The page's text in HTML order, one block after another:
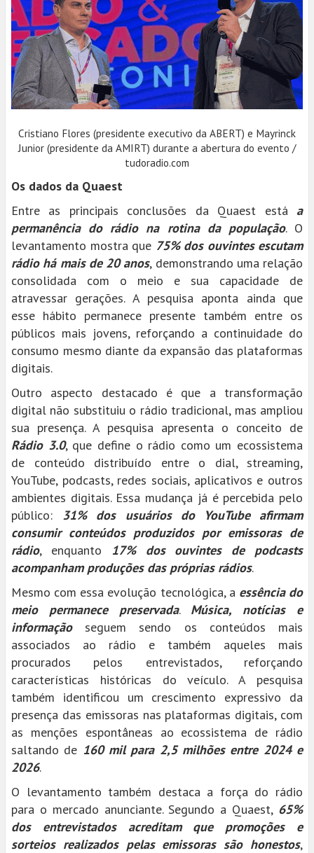
Cristiano Flores (presidente executivo da ABERT) e Mayrinck
Junior (presidente da AMIRT) durante a abertura do evento /
tudoradio.com
Os dados da Quaest
Entre as principais conclusões da Quaest está a
permanência do rádio na rotina da população. O
levantamento mostra que 75% dos ouvintes escutam
rádio há mais de 20 anos, demonstrando uma relação
consolidada com o meio e sua capacidade de
atravessar gerações. A pesquisa aponta ainda que
esse hábito permanece presente também entre os
públicos mais jovens, reforçando a continuidade do
consumo mesmo diante da expansão das plataformas
digitais.
Outro aspecto destacado é que a transformação
digital não substituiu o rádio tradicional, mas ampliou
sua presença. A pesquisa apresenta o conceito de
Rádio 3.0, que define o rádio como um ecossistema
de conteúdo distribuído entre o dial, streaming,
YouTube, podcasts, redes sociais, aplicativos e outros
ambientes digitais. Essa mudança já é percebida pelo
público: 31% dos usuários do YouTube afirmam
consumir conteúdos produzidos por emissoras de
rádio, enquanto
17% dos ouvintes de podcasts
acompanham produções das próprias rádios.
Mesmo com essa evolução tecnológica, aessência do
meio permanece preservada. Música, notícias e
informaçãoseguem sendo os conteúdos mais
associados ao rádio e também aqueles mais
procurados pelos entrevistados, reforçando
características históricas do veículo. A pesquisa
também identificou um crescimento expressivo da
presença das emissoras nas plataformas digitais, com
as menções espontâneas ao ecossistema de rádio
saltando de 160 mil para 2,5 milhões entre 2024 e
2026.
O levantamento também destaca a força do rádio
para o mercado anunciante. Segundo a Quaest, 65%
dos entrevistados acreditam que promoções e
sorteios realizados pelas emissoras são honestos,